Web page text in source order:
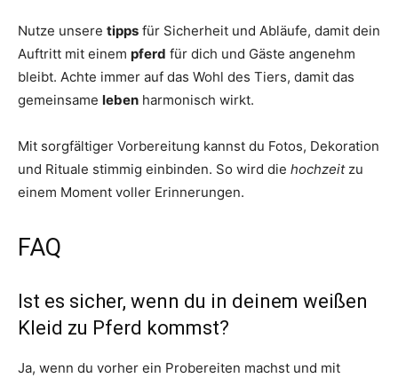
Nutze unsere tipps für Sicherheit und Abläufe, damit dein
Auftritt mit einem pferd für dich und Gäste angenehm
bleibt. Achte immer auf das Wohl des Tiers, damit das
gemeinsame leben harmonisch wirkt.
Mit sorgfältiger Vorbereitung kannst du Fotos, Dekoration
und Rituale stimmig einbinden. So wird die hochzeitzu
einem Moment voller Erinnerungen.
FAQ
Ist es sicher, wenn du in deinem weißen
Kleid zu Pferd kommst?
Ja, wenn du vorher ein Probereiten machst und mit